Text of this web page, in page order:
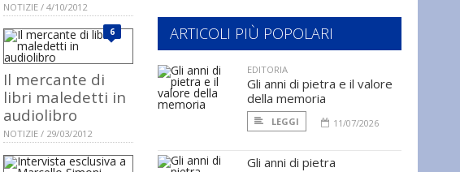
NOTIZIE / 4/10/2012
6
Il mercante di
libri maledetti in
audiolibro
NOTIZIE / 29/03/2012
ARTICOLI PIÙ POPOLARI
EDITORIA
Gli anni di pietra e il valore
della memoria
LEGGI 11/07/2026
Gli anni di pietra